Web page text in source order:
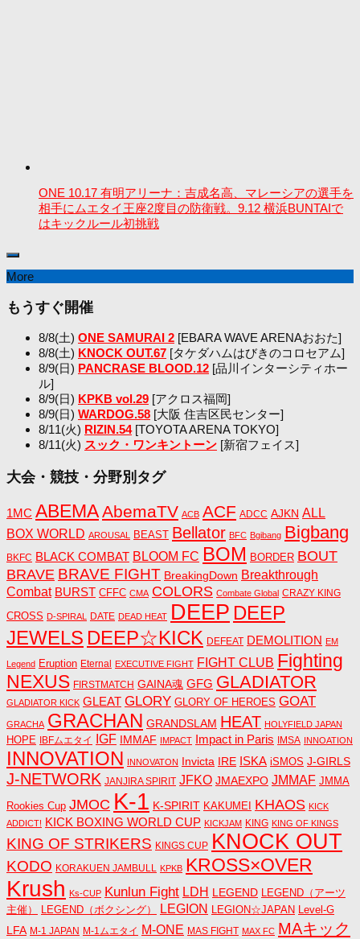
ONE 10.17 有明アリーナ：吉成名高、マレーシアの選手を
相手にムエタイ王座2度目の防衛戦。9.12 横浜BUNTAIで
はキックルール初挑戦
More
もうすぐ開催
8/8(土) ONE SAMURAI 2 [EBARA WAVE ARENAおおた]
8/8(土) KNOCK OUT.67 [タケダハムはびきのコロセアム]
8/9(日) PANCRASE BLOOD.12 [品川インターシティホー
ル]
8/9(日) KPKB vol.29 [アクロス福岡]
8/9(日) WARDOG.58 [大阪 住吉区民センター]
8/11(火) RIZIN.54[TOYOTA ARENA TOKYO]
8/11(火) スック・ワンキントーン [新宿フェイス]
大会・競技・分野別タグ
1MC ABEMAAbemaTV ACB ACF ADCC AJKN ALL
BOX WORLD AROUSAL BEAST Bellator BFC Bgibang Bigbang
BKFC BLACK COMBAT BLOOM FC BOM BORDER BOUT
BRAVE BRAVE FIGHT BreakingDown Breakthrough
Combat BURST CFFC CMA COLORS Combate Global CRAZY KING
CROSS D-SPIRAL DATE DEAD HEAT DEEP DEEP
JEWELS DEEP☆KICK DEFEAT DEMOLITION EM
Legend Eruption Eternal EXECUTIVE FIGHT FIGHT CLUB Fighting
NEXUS FIRSTMATCH GAINA魂 GFG GLADIATOR
GLADIATOR KICK GLEAT GLORY GLORY OF HEROES GOAT
GRACHA GRACHAN GRANDSLAM HEAT HOLYFIELD JAPAN
HOPE IBFムエタイ IGF IMMAF IMPACT Impact in Paris IMSA INNOATION
INNOVATION INNOVATON Invicta IRE ISKA iSMOS J-GIRLS
J-NETWORK JANJIRA SPIRIT JFKO JMAEXPO JMMAF JMMA
Rookies Cup JMOC K-1 K-SPIRIT KAKUMEI KHAOS KICK
ADDICT! KICK BOXING WORLD CUP KICKJAM KING KING OF KINGS
KING OF STRIKERS KINGS CUP KNOCK OUT
KODO KORAKUEN JAMBULL KPKB KROSS×OVER
Krush Ks-CUP Kunlun Fight LDH LEGEND LEGEND（アーツ
主催）
LEGEND（ボクシング） LEGION LEGION☆JAPAN Level-G
LFA M-1 JAPAN M-1ムエタイ M-ONE MAS FIGHT MAX FC MAキック